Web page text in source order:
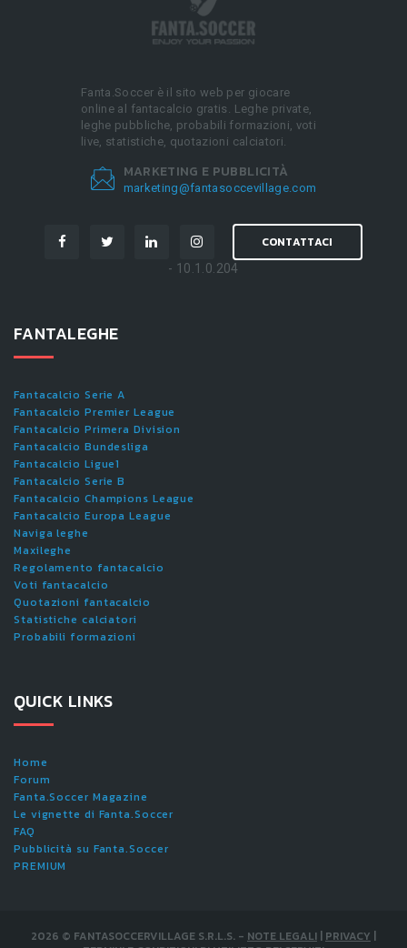
Fanta.Soccer è il sito web per giocare
online al fantacalcio gratis. Leghe private,
leghe pubbliche, probabili formazioni, voti
live, statistiche, quotazioni calciatori.
MARKETING E PUBBLICITÀ
marketing@fantasoccevillage.com
CONTATTACI
- 10.1.0.204
FANTALEGHE
Fantacalcio Serie A
Fantacalcio Premier League
Fantacalcio Primera Division
Fantacalcio Bundesliga
Fantacalcio Ligue1
Fantacalcio Serie B
Fantacalcio Champions League
Fantacalcio Europa League
Naviga leghe
Maxileghe
Regolamento fantacalcio
Voti fantacalcio
Quotazioni fantacalcio
Statistiche calciatori
Probabili formazioni
QUICK LINKS
Home
Forum
Fanta.Soccer Magazine
Le vignette di Fanta.Soccer
FAQ
Pubblicità su Fanta.Soccer
PREMIUM
2026 © FANTASOCCERVILLAGE S.R.L.S. - NOTE LEGALI | PRIVACY |